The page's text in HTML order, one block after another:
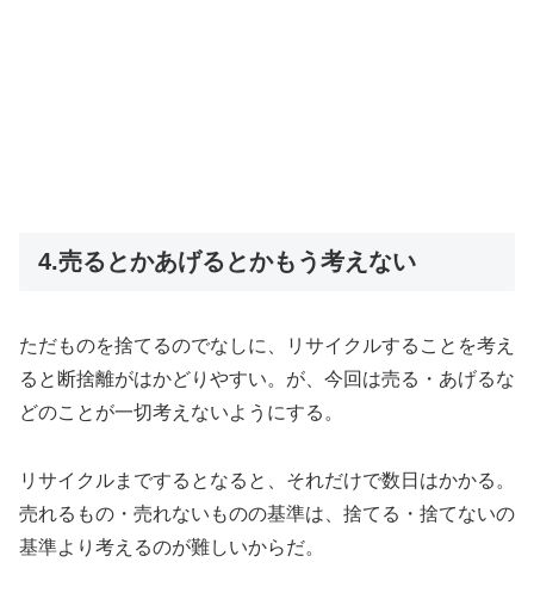
4.売るとかあげるとかもう考えない
ただものを捨てるのでなしに、リサイクルすることを考え
ると断捨離がはかどりやすい。が、今回は売る・あげるな
どのことが一切考えないようにする。
リサイクルまでするとなると、それだけで数日はかかる。
売れるもの・売れないものの基準は、捨てる・捨てないの
基準より考えるのが難しいからだ。